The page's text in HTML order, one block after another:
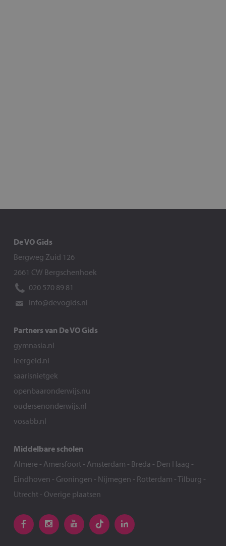
De VO Gids
Bergweg Zuid 126
2661 CW Bergschenhoek
020 570 89 81
info@devogids.nl
Partners van De VO Gids
gymnasia.nl
leergeld.nl
saarisnietgek
openbaaronderwijs.nu
oudersenonderwijs.nl
vosabb.nl
Middelbare scholen
Almere - Amersfoort- Amsterdam - Breda - Den Haag -
Eindhoven - Groningen - Nijmegen - Rotterdam -Tilburg -
Utrecht- Overige plaatsen